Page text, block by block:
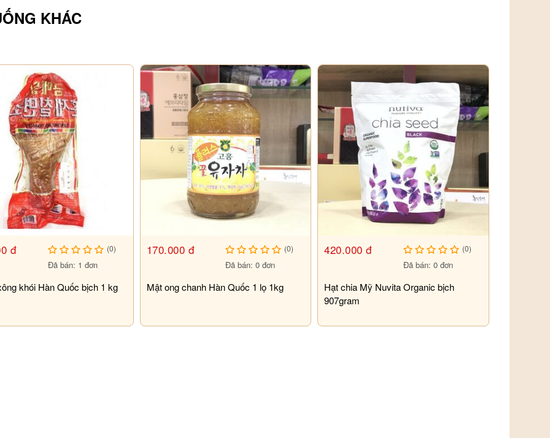
mật ong gừng pha với nước ấm, khuấy
dùng nước ấm hay cho thêm đá để có
dùng như một loại siro thơm hương
ta cũng có thể dùng mật ong gừng
.
các chất trong sản phẩm bị oxy hoá, dẫn
KHÁC
đ (0)
Đã bán: 1 đơn
khói Hàn Quốc bịch 1 kg
170.000 đ (0)
Đã bán: 0 đơn
Mật ong chanh Hàn Quốc 1 lọ 1kg
420.000 đ (0)
Đã bán: 0 đơn
Hạt chia Mỹ Nuvita Organic bịch
907gram